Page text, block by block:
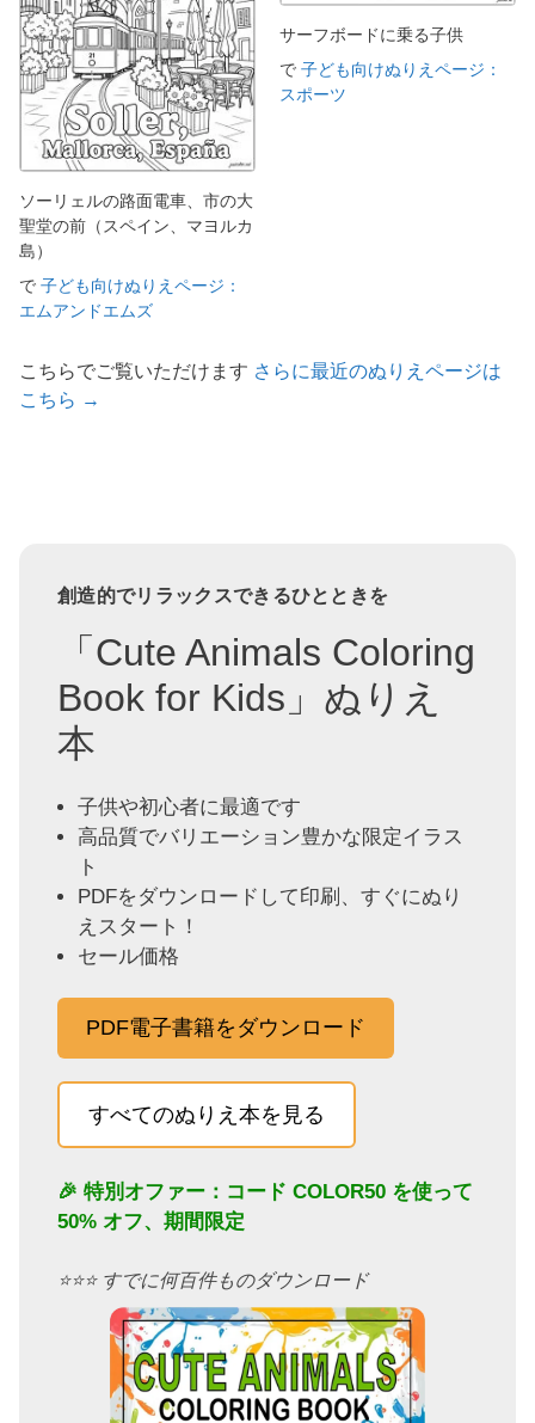
ソーリェルの路面電車、市の大
聖堂の前（スペイン、マヨルカ
島）
で 子ども向けぬりえページ：
エムアンドエムズ
サーフボードに乗る子供
で 子ども向けぬりえページ：
スポーツ
こちらでご覧いただけます さらに最近のぬりえページは
こちら →
創造的でリラックスできるひとときを
「Cute Animals Coloring
Book for Kids」ぬりえ
本
子供や初心者に最適です
高品質でバリエーション豊かな限定イラス
ト
PDFをダウンロードして印刷、すぐにぬり
えスタート！
セール価格
PDF電子書籍をダウンロード
すべてのぬりえ本を見る
🎉 特別オファー：コード COLOR50 を使って
50% オフ、期間限定
⭐️⭐️⭐️ すでに何百件ものダウンロード